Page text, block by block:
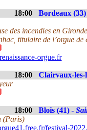
18:00 Bordeaux
des incendies en
titulaire de l’orgue
orgue.fr
18:00
Clairvaux-les-
18:00 Blois (41) -
(Paris)
festival-